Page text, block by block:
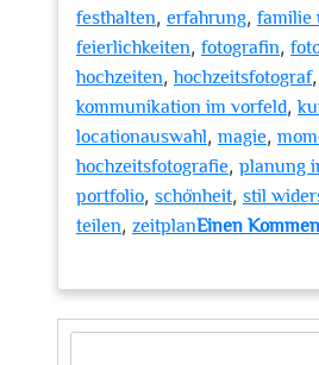
festhalten, erfahrung, familie
feierlichkeiten, fotografin,
hochzeiten,hochzeitsfotograf,
kommunikation im vorfeld,
locationauswahl, magie,
hochzeitsfotografie, planung
portfolio, schönheit, stil
teilen, zeitplanEinen
Die